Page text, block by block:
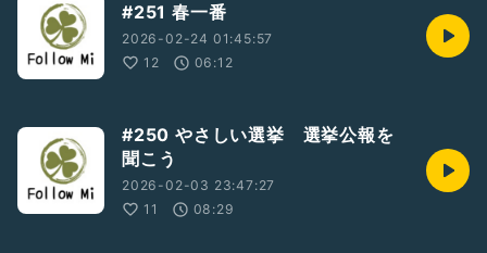
#251 春一番
2026-02-24 01:45:57
12
06:12
#250 やさしい選挙 選挙公報を
聞こう
2026-02-03 23:47:27
11
08:29